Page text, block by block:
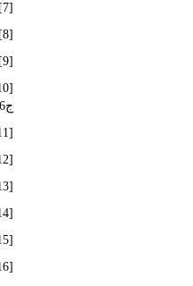
[7] آل عمران/57.
[8] انعام/21.
[9] هود/113.
ج6، ص 534.
[11] غرر الحکم، 804، نقل از همان، ص 535.
[12] حدید/25.
[13] غرر الحکم، 6057، نقل از میزان الحکمه، همان، ص 562
[14] اعراف/23.
[15] میزان الحکمه، ص 558.
[16] غرر الحکم، 4068، نقل از میزان الحکمه، همان.